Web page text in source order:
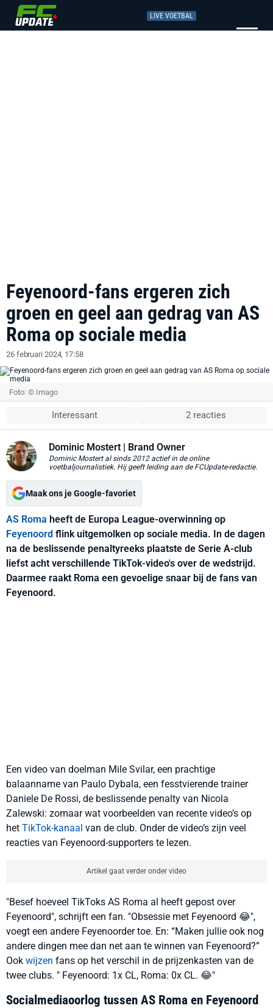
LIVE VOETBAL
Feyenoord-fans ergeren zich
groen en geel aan gedrag van AS
Roma op sociale media
26 februari 2024, 17:58
Foto: © Imago
Interessant 2 reacties
Dominic Mostert | Brand Owner
Dominic Mostert al sinds 2012 actief in de online
voetbaljournalistiek. Hij geeft leiding aan de FCUpdate-redactie.
Maak ons je Google-favoriet
AS Roma heeft de Europa League-overwinning op
Feyenoord flink uitgemolken op sociale media. In de dagen
na de beslissende penaltyreeks plaatste de Serie A-club
liefst acht verschillende TikTok-video's over de wedstrijd.
Daarmee raakt Roma een gevoelige snaar bij de fans van
Feyenoord.
Een video van doelman Mile Svilar, een prachtige
balaanname van Paulo Dybala, een fesstvierende trainer
Daniele De Rossi, de beslissende penalty van Nicola
Zalewski: zomaar wat voorbeelden van recente video’s op
het TikTok-kanaal van de club. Onder de video’s zijn veel
reacties van Feyenoord-supporters te lezen.
Artikel gaat verder onder video
"Besef hoeveel TikToks AS Roma al heeft gepost over
Feyenoord", schrijft een fan. "Obsessie met Feyenoord 😂",
voegt een andere Feyenoorder toe. En: “Maken jullie ook nog
andere dingen mee dan net aan te winnen van Feyenoord?”
Ook wijzen fans op het verschil in de prijzenkasten van de
twee clubs. " Feyenoord: 1x CL, Roma: 0x CL. 😂"
Socialmediaoorlog tussen AS Roma en Feyenoord